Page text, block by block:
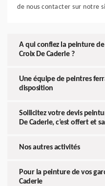
de nous contacter sur notre
A qui confiez la peinture
Croix De Caderle ?
Une équipe de peintres
disposition
Sollicitez votre devis
De Caderle, c’est offert et
Nos autres activités
Pour la peinture de vos
Caderle